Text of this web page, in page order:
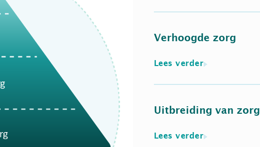
Verhoogde zorg
Lees verder
Uitbreiding van zorg
Lees verder